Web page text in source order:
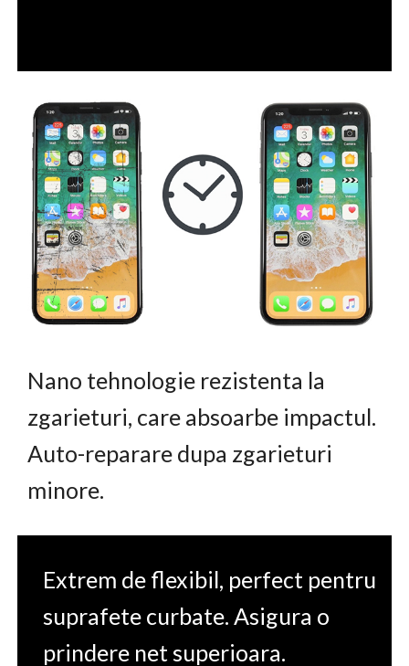
Nano tehnologie rezistenta la
zgarieturi, care absoarbe impactul.
Auto-reparare dupa zgarieturi
minore.
Extrem de flexibil, perfect pentru
suprafete curbate. Asigura o
prindere net superioara.